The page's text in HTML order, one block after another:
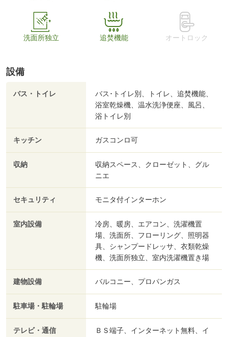
洗面所独立 追焚機能 オートロック
設備
バス・トイレ
バス･トイレ別、トイレ、追焚機能、
浴室乾燥機、温水洗浄便座、風呂、
浴トイレ別
キッチン ガスコンロ可
収納
収納スペース、クローゼット、グル
ニエ
セキュリティ モニタ付インターホン
室内設備
冷房、暖房、エアコン、洗濯機置
場、洗面所、フローリング、照明器
具、シャンプードレッサ、衣類乾燥
機、洗面所独立、室内洗濯機置き場
建物設備 バルコニー、プロパンガス
駐車場・駐輪場 駐輪場
テレビ・通信
ＢＳ端子、インターネット無料、イ